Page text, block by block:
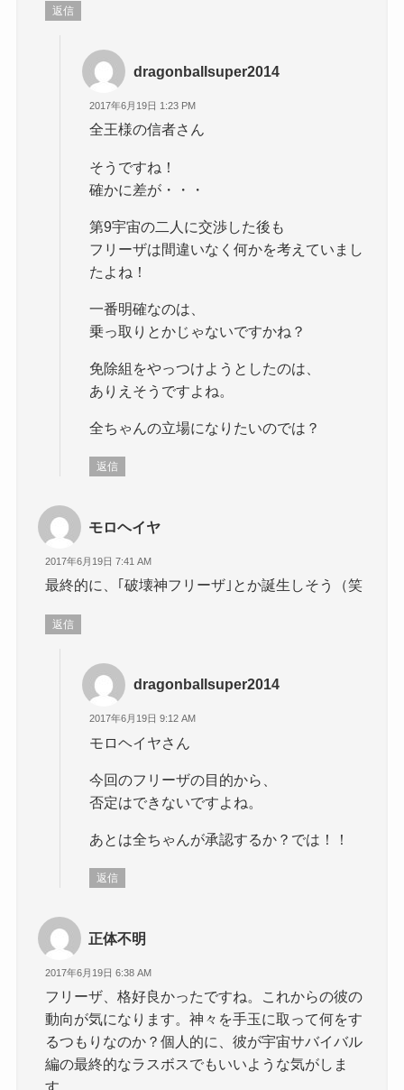
返信
dragonballsuper2014
2017年6月19日 1:23 PM
全王様の信者さん
そうですね！
確かに差が・・・
第9宇宙の二人に交渉した後も
フリーザは間違いなく何かを考えていまし
たよね！
一番明確なのは、
乗っ取りとかじゃないですかね？
免除組をやっつけようとしたのは、
ありえそうですよね。
全ちゃんの立場になりたいのでは？
返信
モロヘイヤ
2017年6月19日 7:41 AM
最終的に、｢破壊神フリーザ｣とか誕生しそう（笑
返信
dragonballsuper2014
2017年6月19日 9:12 AM
モロヘイヤさん
今回のフリーザの目的から、
否定はできないですよね。
あとは全ちゃんが承認するか？では！！
返信
正体不明
2017年6月19日 6:38 AM
フリーザ、格好良かったですね。これからの彼の
動向が気になります。神々を手玉に取って何をす
るつもりなのか？個人的に、彼が宇宙サバイバル
編の最終的なラスボスでもいいような気がしま